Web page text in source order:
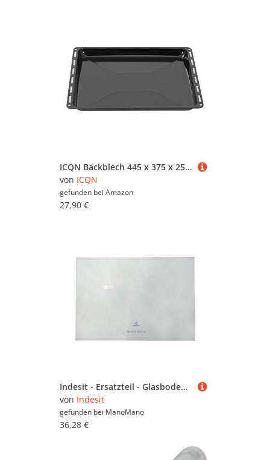
ICQN Backblech 445 x 375 x 25 mm, Passend für Whirlpool, Ignis, Bauknecht, Indesit, Algor, Neckermann, Lloyds, Emailliert Fettpfanne für Backofen, Kratzfest, 44,5 x 37,5 cm
von ICQN
gefunden bei Amazon
27,90 €
Indesit - Ersatzteil - Glasboden ohne Zubehör 472 x 328 x 4 mm - ariston hotpoint, whirlpool
von Indesit
gefunden bei ManoMano
36,28 €